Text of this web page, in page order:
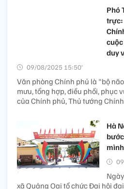
Phó
trực:
duy
09/08/2025 15:50’
Văn phòng Chính phủ là "bộ
mưu, tổng hợp, điều phối, phục
của Chính phủ, Thủ tướng
Hà
xã Quảng Oai tổ chức Đại hội